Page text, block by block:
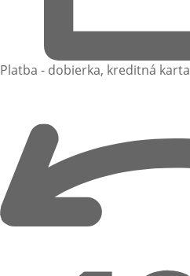
Platba - dobierka, kreditná karta